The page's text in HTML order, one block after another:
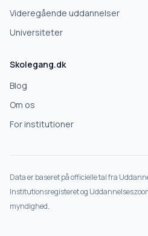
Videregående uddannelser
Universiteter
Skolegang.dk
Blog
Om os
For institutioner
Data er baseret på officielle tal fra
Institutionsregisteret og
myndighed.